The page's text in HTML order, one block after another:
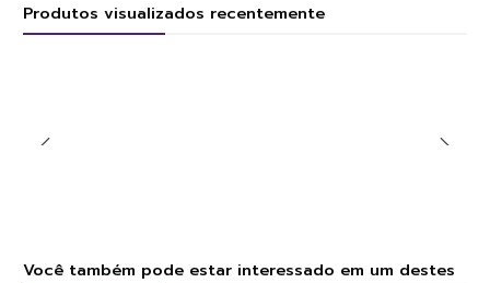
Produtos visualizados recentemente
Você também pode estar interessado em um destes